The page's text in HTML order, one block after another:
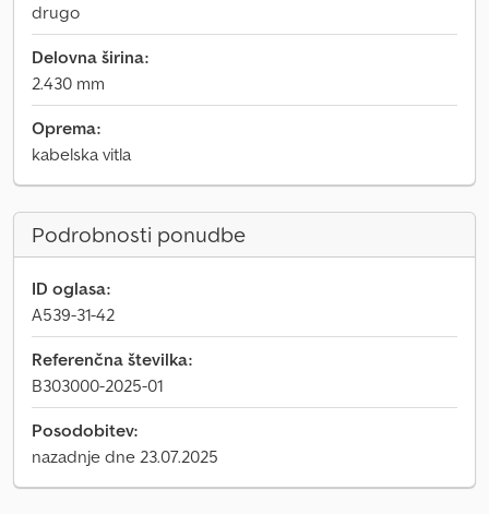
drugo
Delovna širina:
2.430 mm
Oprema:
kabelska vitla
Podrobnosti ponudbe
ID oglasa:
A539-31-42
Referenčna številka:
B303000-2025-01
Posodobitev:
nazadnje dne 23.07.2025